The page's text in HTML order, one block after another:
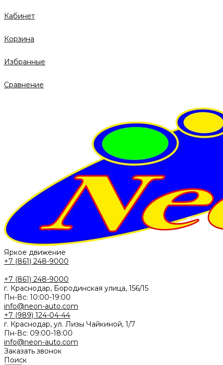
Кабинет
Корзина
Избранные
Сравнение
Яркое движение
+7 (861) 248-9000
+7 (861) 248-9000
г. Краснодар, Бородинская улица, 156/15
Пн-Вс: 10:00-19:00
info@neon-auto.com
+7 (989) 124-04-44
г. Краснодар, ул. Лизы Чайкиной, 1/7
Пн-Вс: 09:00-18:00
info@neon-auto.com
Заказать звонок
Поиск